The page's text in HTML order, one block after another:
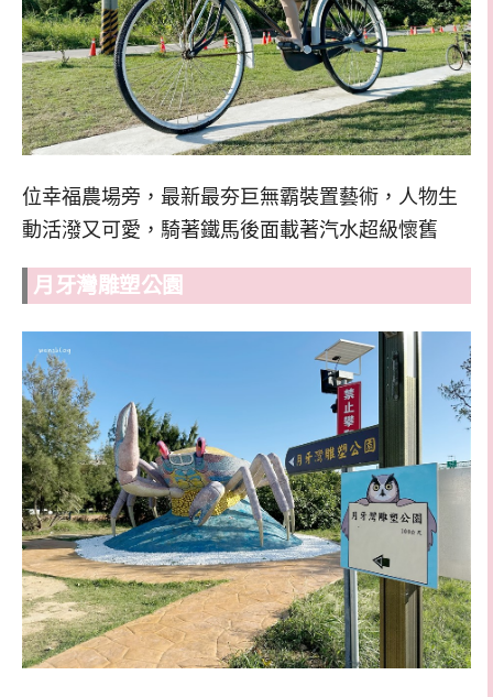
位幸福農場旁，最新最夯巨無霸裝置藝術，人物生
動活潑又可愛，騎著鐵馬後面載著汽水超級懷舊
月牙灣雕塑公園